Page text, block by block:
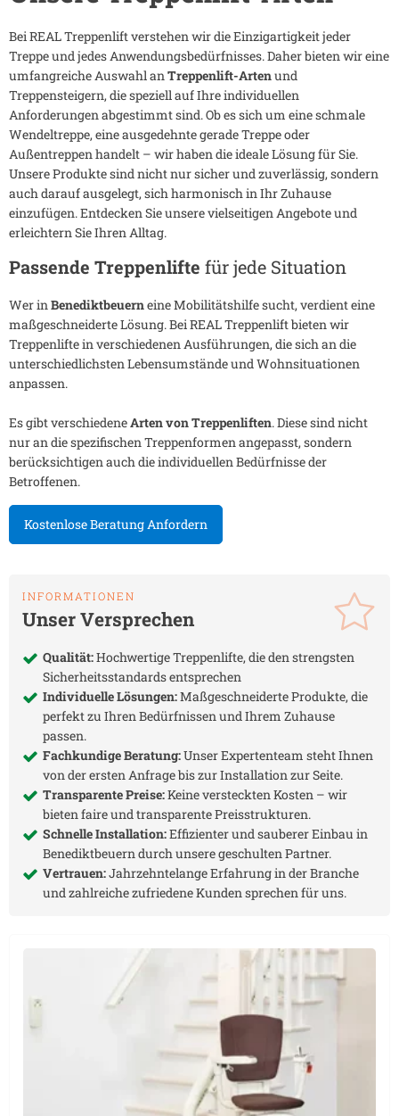
Bei REAL Treppenlift verstehen wir die Einzigartigkeit jeder
Treppe und jedes Anwendungsbedürfnisses. Daher bieten wir eine
umfangreiche Auswahl anTreppenlift-Artenund
Treppensteigern, die speziell auf Ihre individuellen
Anforderungen abgestimmt sind. Ob es sich um eine schmale
Wendeltreppe, eine ausgedehnte gerade Treppe oder
Außentreppen handelt – wir haben die ideale Lösung für Sie.
Unsere Produkte sind nicht nur sicher und zuverlässig, sondern
auch darauf ausgelegt, sich harmonisch in Ihr Zuhause
einzufügen. Entdecken Sie unsere vielseitigen Angebote und
erleichtern Sie Ihren Alltag.
Passende Treppenlifte für jede Situation
Wer inBenediktbeuerneine Mobilitätshilfe sucht, verdient eine
maßgeschneiderte Lösung. Bei REAL Treppenlift bieten wir
Treppenlifte in verschiedenen Ausführungen, die sich an die
unterschiedlichsten Lebensumstände und Wohnsituationen
anpassen.
Es gibt verschiedeneArten von Treppenliften. Diese sind nicht
nur an die spezifischen Treppenformen angepasst, sondern
berücksichtigen auch die individuellen Bedürfnisse der
Betroffenen.
Kostenlose Beratung Anfordern
INFORMATIONEN
Unser Versprechen
Qualität:Hochwertige Treppenlifte, die den strengsten
Sicherheitsstandards entsprechen
Individuelle Lösungen:Maßgeschneiderte Produkte, die
perfekt zu Ihren Bedürfnissen und Ihrem Zuhause
passen.
Fachkundige Beratung:Unser Expertenteam steht Ihnen
von der ersten Anfrage bis zur Installation zur Seite.
Transparente Preise:Keine versteckten Kosten – wir
bieten faire und transparente Preisstrukturen.
Schnelle Installation:Effizienter und sauberer Einbau in
Benediktbeuerndurch unsere geschulten Partner.
Vertrauen:Jahrzehntelange Erfahrung in der Branche
und zahlreiche zufriedene Kunden sprechen für uns.